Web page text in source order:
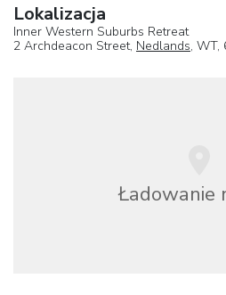
Lokalizacja
Inner Western Suburbs Retreat
2 Archdeacon Street, Nedlands, WT,
Ładowanie